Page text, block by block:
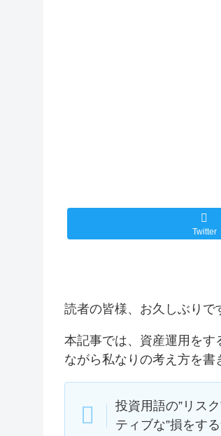
Twitter
読者の皆様、お久しぶりで
本記事では、資産運用をす
ながら私なりの考え方を書
投資用語の”リス
ティブな”損をす